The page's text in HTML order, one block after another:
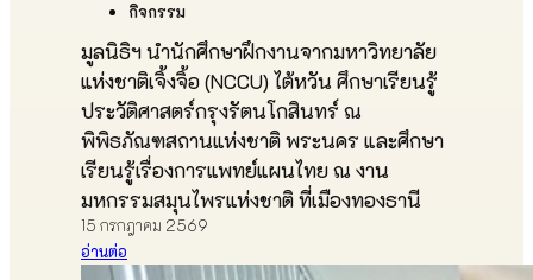
กิจกรรม
มูลนิธิฯ นำนักศึกษาฝึกงานจากมหาวิทยาลัย
แห่งชาติเจิ้งจิ้อ (NCCU) ไต้หวัน ศึกษาเรียนรู้
ประวัติศาสตร์กรุงรัตนโกสินทร์ ณ
พิพิธภัณฑสถานแห่งชาติ พระนคร และศึกษา
เรียนรู้เรื่องการแพทย์แผนไทย ณ งาน
มหกรรมสมุนไพรแห่งชาติ ที่เมืองทองธานี
15 กรกฎาคม 2569
อ่านต่อ